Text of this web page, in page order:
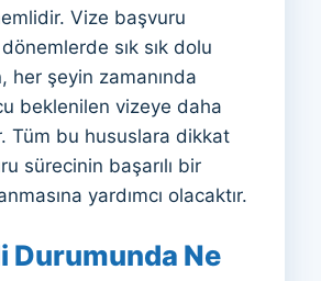
Vize başvuru
sık sık dolu
her şeyin zamanında
beklenilen vizeye daha
Tüm bu hususlara dikkat
sürecinin başarılı bir
yardımcı olacaktır.
Durumunda Ne